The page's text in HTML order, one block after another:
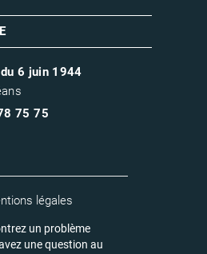
6 juin 1944
75 75
légales
un problème
une question au